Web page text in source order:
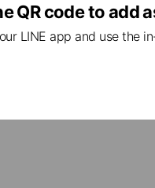
QR code to add
LINE app and use the